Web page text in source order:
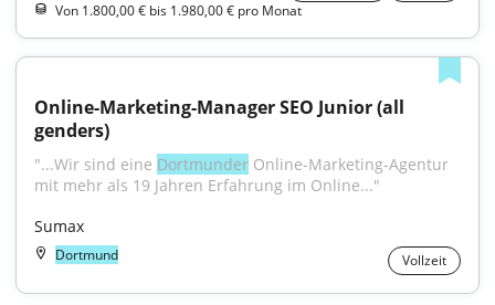
Von 1.800,00 € bis 1.980,00 € pro Monat
Online-Marketing-Manager SEO Junior (all
genders)
"...Wir sind eine Dortmunder Online-Marketing-Agentur
mit mehr als 19 Jahren Erfahrung im Online..."
Sumax
Dortmund Vollzeit